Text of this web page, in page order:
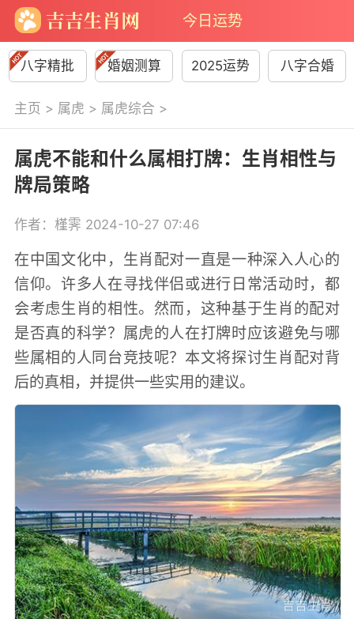
今日运势
八字精批 婚姻测算 2025运势 八字合婚
主页 > 属虎 > 属虎综合 >
属虎不能和什么属相打牌：生肖相性与
牌局策略
作者：槿霁 2024-10-27 07:46
在中国文化中，生肖配对一直是一种深入人心的
信仰。许多人在寻找伴侣或进行日常活动时，都
会考虑生肖的相性。然而，这种基于生肖的配对
是否真的科学？属虎的人在打牌时应该避免与哪
些属相的人同台竞技呢？本文将探讨生肖配对背
后的真相，并提供一些实用的建议。